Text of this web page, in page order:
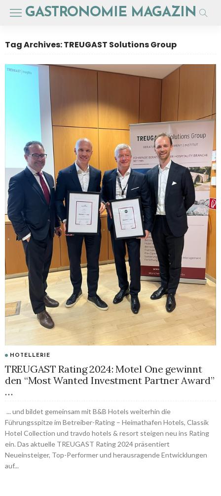
GASTRONOMIE MAGAZIN
Tag Archives: TREUGAST Solutions Group
HOTELLERIE
TREUGAST Rating 2024: Motel One gewinnt
den “Most Wanted Investment Partner Award”
…
... und bildet gemeinsam mit B&B Hotels weiterhin die
Führungsspitze im Betreiber-Rating – Heimathafen Hotels, Classik
Hotel Collection und travdo hotels & resort steigen neu ins Rating
ein. Das aktuelle TREUGAST Rating 2024 präsentiert
Neueinsteiger, Top-Performer und herausragende Entwicklungen
auf...